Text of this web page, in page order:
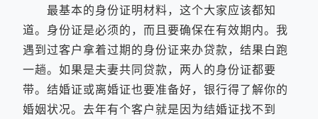
最基本的身份证明材料，这个大家应该都知
道。身份证是必须的，而且要确保在有效期内。我
遇到过客户拿着过期的身份证来办贷款，结果白跑
一趟。如果是夫妻共同贷款，两人的身份证都要
带。结婚证或离婚证也要准备好，银行得了解你的
婚姻状况。去年有个客户就是因为结婚证找不到